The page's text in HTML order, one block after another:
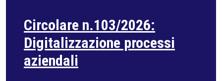
Circolare n.101/2026: Corsi
formazione sicurezza